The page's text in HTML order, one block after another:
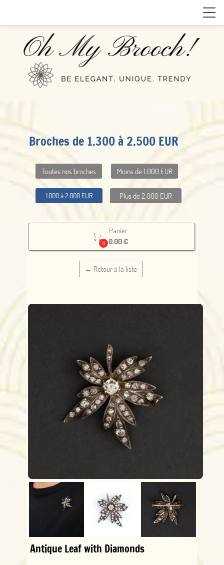
Broches de 1.300 à 2.500 EUR
Toutes nos broches Moins de 1.000 EUR
1.000 à 2.000 EUR Plus de 2.000 EUR

0
Panier
0.00 €
← Retour à la liste
Antique Leaf with Diamonds